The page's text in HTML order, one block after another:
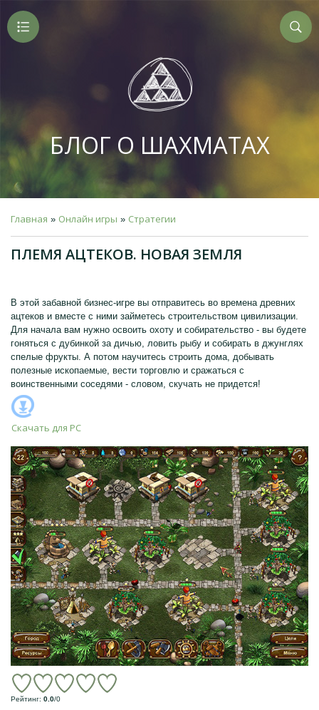
БЛОГ О ШАХМАТАХ
Главная » Онлайн игры » Стратегии
ПЛЕМЯ АЦТЕКОВ. НОВАЯ ЗЕМЛЯ
В этой забавной бизнес-игре вы отправитесь во времена древних
ацтеков и вместе с ними займетесь строительством цивилизации.
Для начала вам нужно освоить охоту и собирательство - вы будете
гоняться с дубинкой за дичью, ловить рыбу и собирать в джунглях
спелые фрукты. А потом научитесь строить дома, добывать
полезные ископаемые, вести торговлю и сражаться с
воинственными соседями - словом, скучать не придется!
Скачать для PC
Рейтинг: 0.0/0